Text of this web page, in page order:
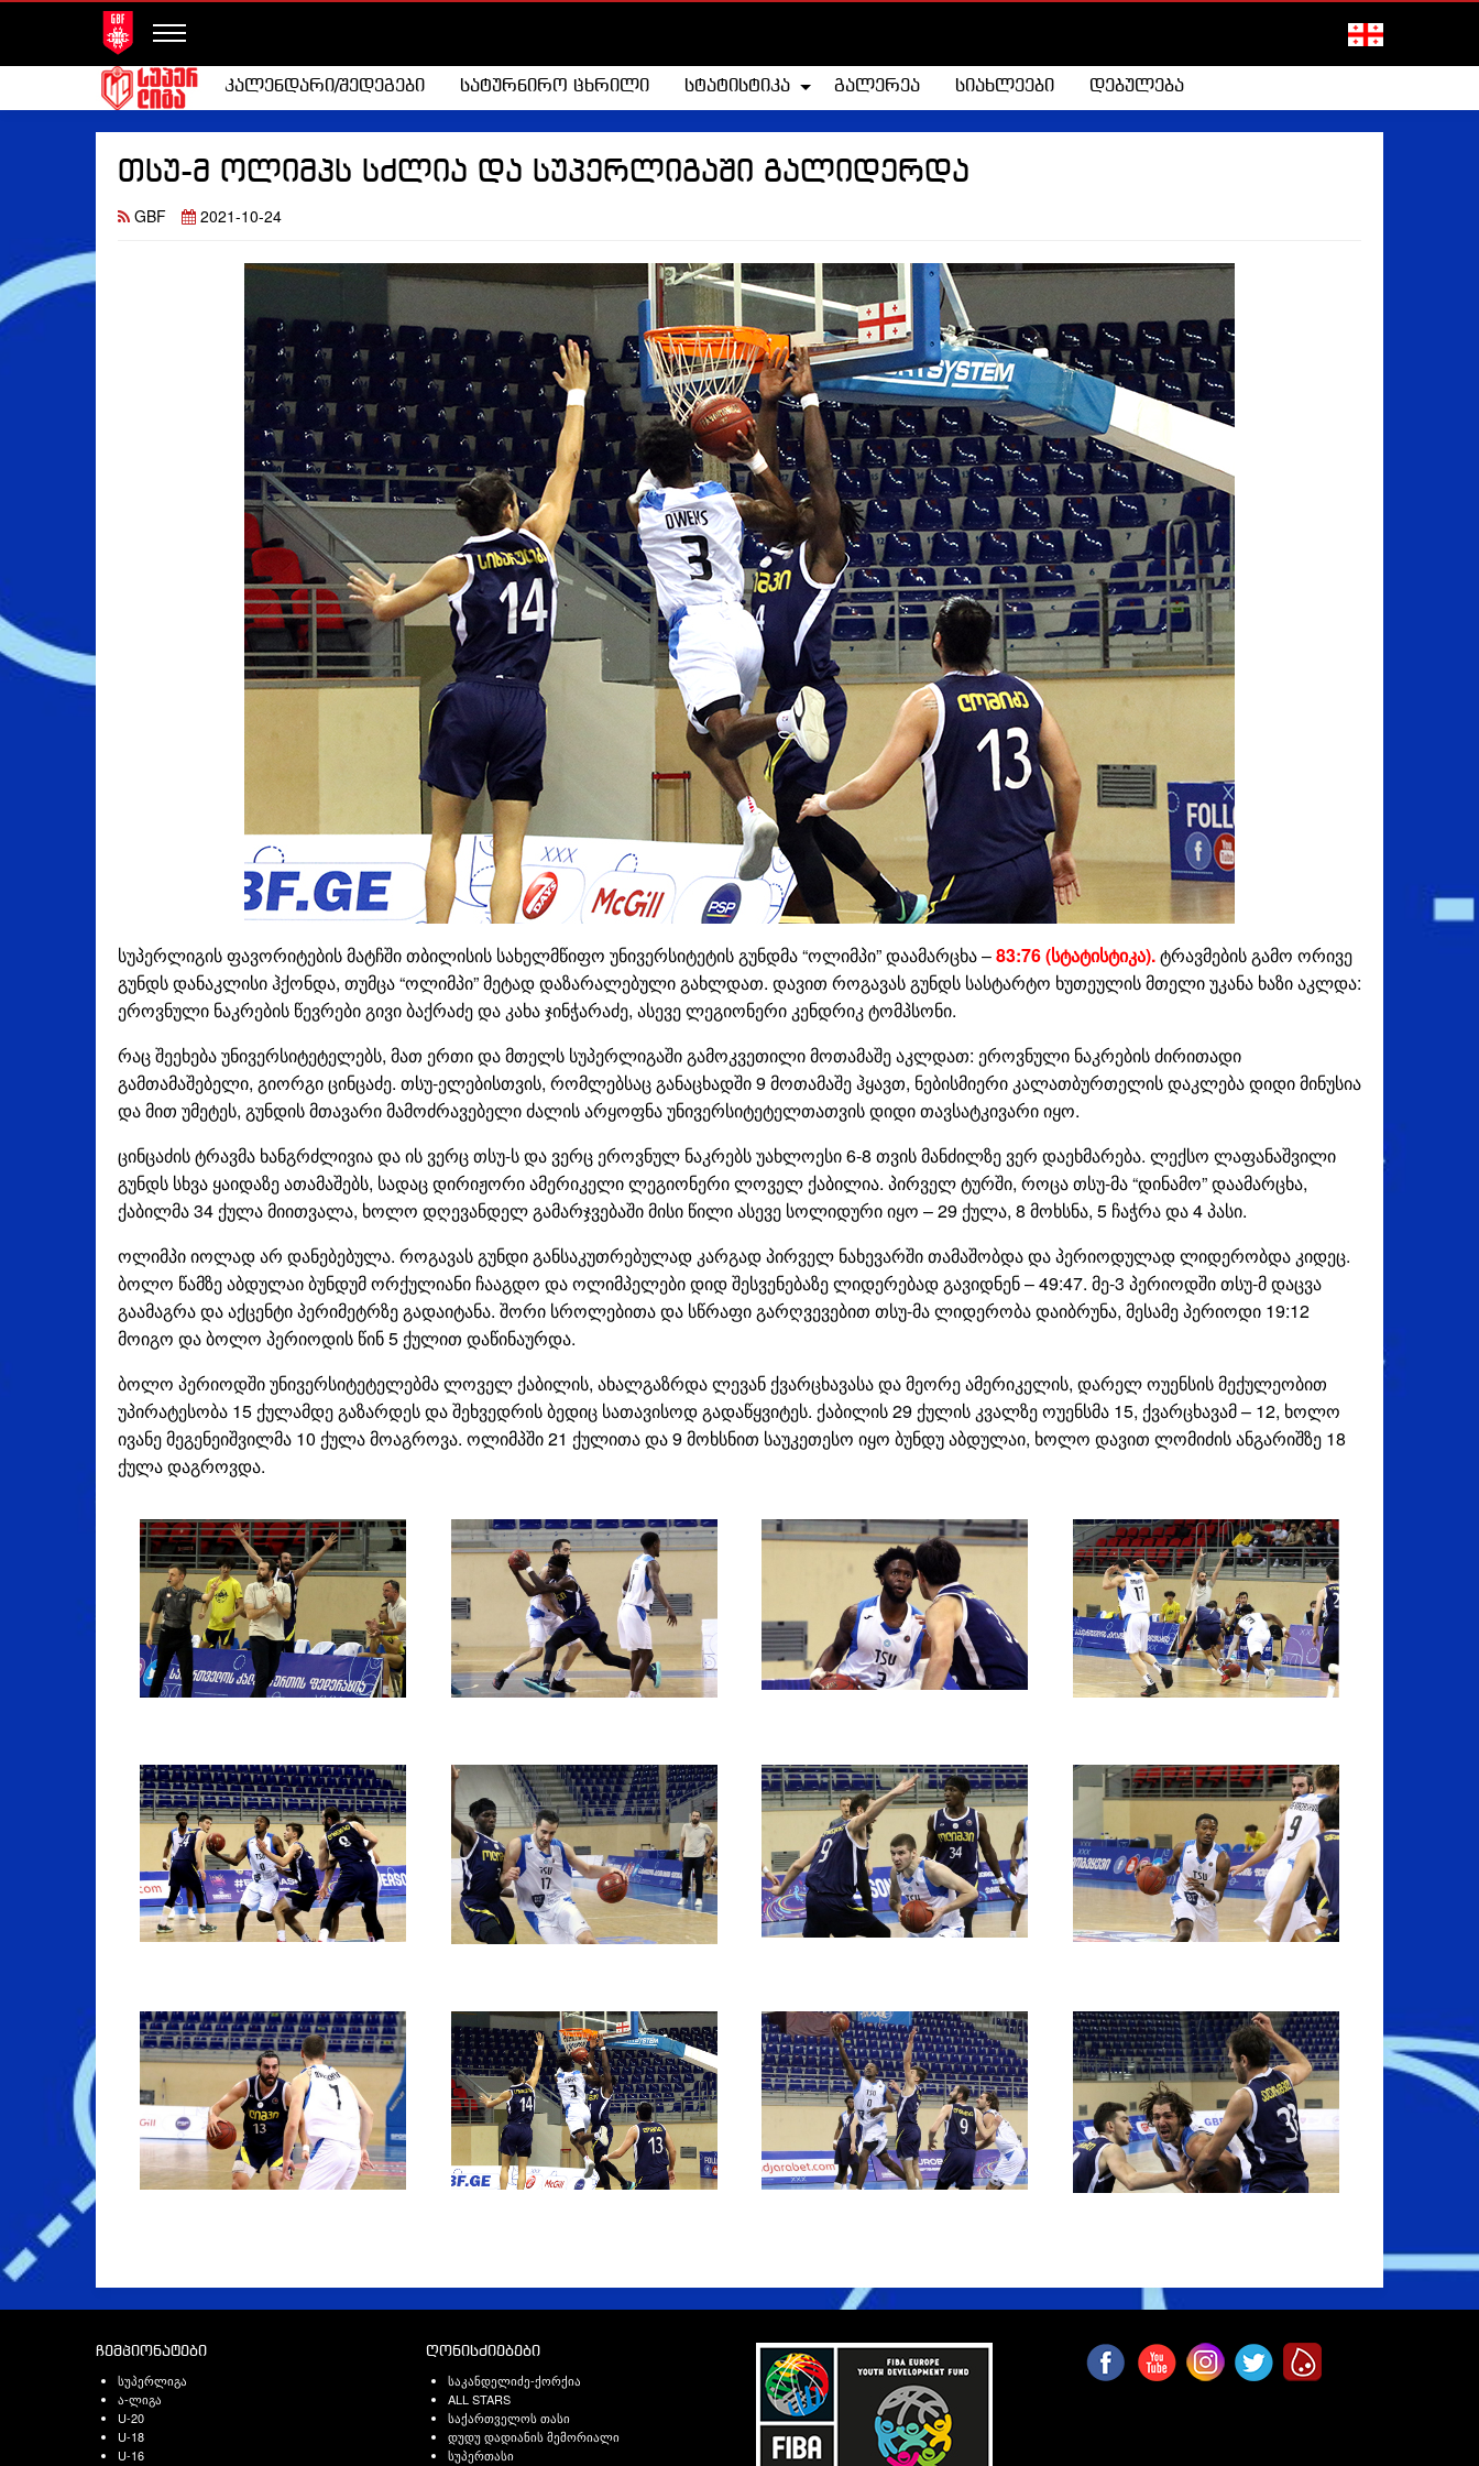
კალენდარი/შედეგები სატურნირო ცხრილი სტატისტიკა გალერეა სიახლეები დებულება
თსუ-მ ოლიმპს სძლია და სუპერლიგაში გალიდერდა
GBF 2021-10-24
სუპერლიგის ფავორიტების მატჩში თბილისის სახელმწიფო უნივერსიტეტის გუნდმა “ოლიმპი” დაამარცხა –83:76 (სტატისტიკა).ტრავმების გამო ორივე
გუნდს დანაკლისი ჰქონდა, თუმცა “ოლიმპი” მეტად დაზარალებული გახლდათ. დავით როგავას გუნდს სასტარტო ხუთეულის მთელი უკანა ხაზი აკლდა:
ეროვნული ნაკრების წევრები გივი ბაქრაძე და კახა ჯინჭარაძე, ასევე ლეგიონერი კენდრიკ ტომპსონი.
რაც შეეხება უნივერსიტეტელებს, მათ ერთი და მთელს სუპერლიგაში გამოკვეთილი მოთამაშე აკლდათ: ეროვნული ნაკრების ძირითადი
გამთამაშებელი, გიორგი ცინცაძე. თსუ-ელებისთვის, რომლებსაც განაცხადში 9 მოთამაშე ჰყავთ, ნებისმიერი კალათბურთელის დაკლება დიდი მინუსია
და მით უმეტეს, გუნდის მთავარი მამოძრავებელი ძალის არყოფნა უნივერსიტეტელთათვის დიდი თავსატკივარი იყო.
ცინცაძის ტრავმა ხანგრძლივია და ის ვერც თსუ-ს და ვერც ეროვნულ ნაკრებს უახლოესი 6-8 თვის მანძილზე ვერ დაეხმარება. ლექსო ლაფანაშვილი
გუნდს სხვა ყაიდაზე ათამაშებს, სადაც დირიჟორი ამერიკელი ლეგიონერი ლოველ ქაბილია. პირველ ტურში, როცა თსუ-მა “დინამო” დაამარცხა,
ქაბილმა 34 ქულა მიითვალა, ხოლო დღევანდელ გამარჯვებაში მისი წილი ასევე სოლიდური იყო – 29 ქულა, 8 მოხსნა, 5 ჩაჭრა და 4 პასი.
ოლიმპი იოლად არ დანებებულა. როგავას გუნდი განსაკუთრებულად კარგად პირველ ნახევარში თამაშობდა და პერიოდულად ლიდერობდა კიდეც.
ბოლო წამზე აბდულაი ბუნდუმ ორქულიანი ჩააგდო და ოლიმპელები დიდ შესვენებაზე ლიდერებად გავიდნენ – 49:47. მე-3 პერიოდში თსუ-მ დაცვა
გაამაგრა და აქცენტი პერიმეტრზე გადაიტანა. შორი სროლებითა და სწრაფი გარღვევებით თსუ-მა ლიდერობა დაიბრუნა, მესამე პერიოდი 19:12
მოიგო და ბოლო პერიოდის წინ 5 ქულით დაწინაურდა.
ბოლო პერიოდში უნივერსიტეტელებმა ლოველ ქაბილის, ახალგაზრდა ლევან ქვარცხავასა და მეორე ამერიკელის, დარელ ოუენსის მექულეობით
უპირატესობა 15 ქულამდე გაზარდეს და შეხვედრის ბედიც სათავისოდ გადაწყვიტეს. ქაბილის 29 ქულის კვალზე ოუენსმა 15, ქვარცხავამ – 12, ხოლო
ივანე მეგენეიშვილმა 10 ქულა მოაგროვა. ოლიმპში 21 ქულითა და 9 მოხსნით საუკეთესო იყო ბუნდუ აბდულაი, ხოლო დავით ლომიძის ანგარიშზე 18
ქულა დაგროვდა.
ჩემპიონატები
სუპერლიგა
ა-ლიგა
U-20
U-18
U-16
ღონისძიებები
საკანდელიძე-ქორქია
ALL STARS
საქართველოს თასი
დუდუ დადიანის მემორიალი
სუპერთასი